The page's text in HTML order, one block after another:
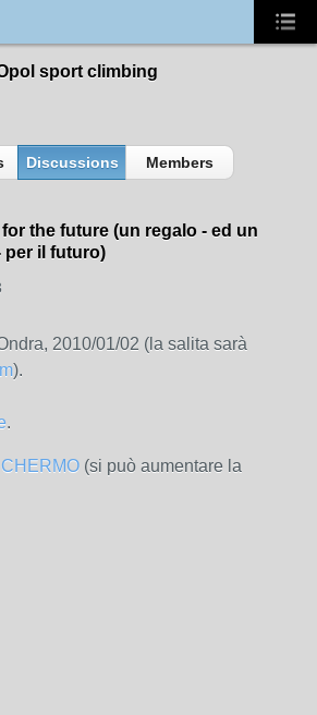
sport climbing
Discussions Members
the future (un regalo - ed un
per il futuro)
2010/01/02 (la salita sarà
).
.
(si può aumentare la